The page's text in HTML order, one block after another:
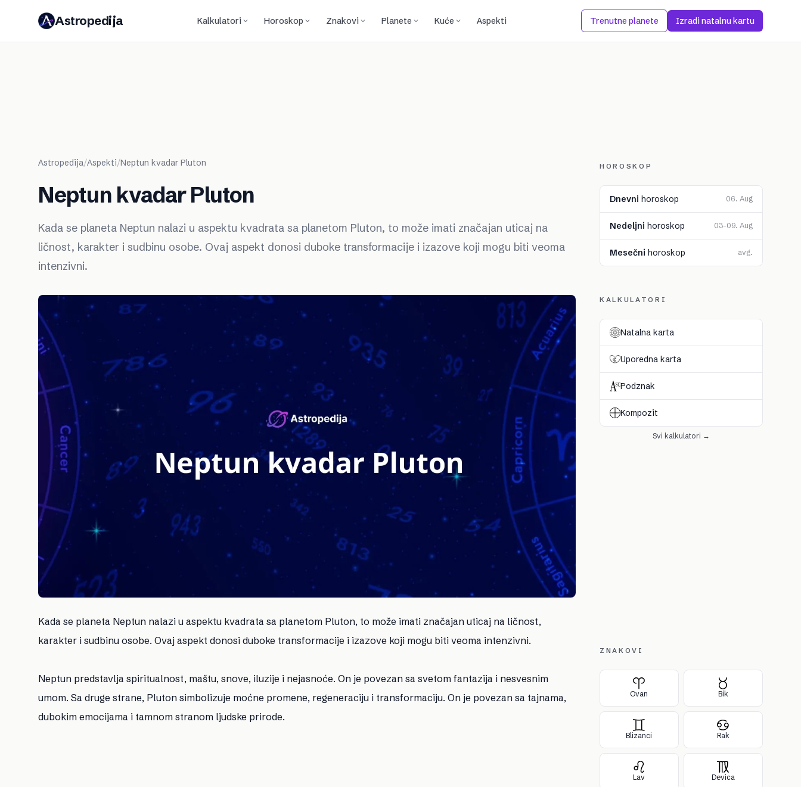
Astropedija Kalkulatori Horoskop Znakovi Planete Kuće Aspekti Trenutne planete Izradi natalnu kartu
Astropedija/Aspekti/Neptun kvadar Pluton
Neptun kvadar Pluton
Kada se planeta Neptun nalazi u aspektu kvadrata sa planetom Pluton, to može imati značajan uticaj na
ličnost, karakter i sudbinu osobe. Ovaj aspekt donosi duboke transformacije i izazove koji mogu biti veoma
intenzivni.
Kada se planeta Neptun nalazi u aspektu kvadrata sa planetom Pluton, to može imati značajan uticaj na ličnost,
karakter i sudbinu osobe. Ovaj aspekt donosi duboke transformacije i izazove koji mogu biti veoma intenzivni.
Neptun predstavlja spiritualnost, maštu, snove, iluzije i nejasnoće. On je povezan sa svetom fantazija i nesvesnim
umom. Sa druge strane, Pluton simbolizuje moćne promene, regeneraciju i transformaciju. On je povezan sa tajnama,
dubokim emocijama i tamnom stranom ljudske prirode.
HOROSKOP
Dnevni horoskop 06. Aug
Nedeljni horoskop 03–09. Aug
Mesečni horoskop avg.
KALKULATORI
Natalna karta
Uporedna karta
Podznak
Kompozit
Svi kalkulatori →
ZNAKOVI
Ovan Bik
Blizanci Rak
Lav Devica